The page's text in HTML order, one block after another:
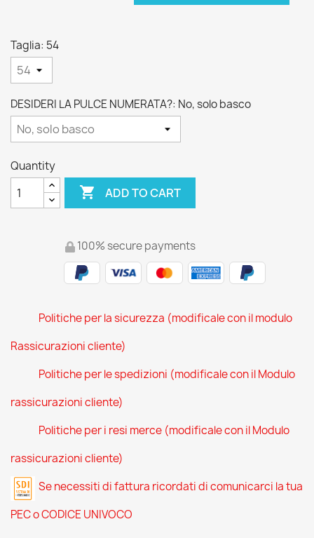
Taglia: 54
DESIDERI LA PULCE NUMERATA?: No, solo basco
Quantity
 ADD TO CART
100% secure payments
Politiche per la sicurezza (modificale con il modulo
Rassicurazioni cliente)
Politiche per le spedizioni (modificale con il Modulo
rassicurazioni cliente)
Politiche per i resi merce (modificale con il Modulo
rassicurazioni cliente)
Se necessiti di fattura ricordati di comunicarci la tua
PEC o CODICE UNIVOCO